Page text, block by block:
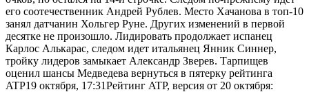
его соотечественник Андрей Рублев. Место Хачанова в топ-10
занял датчанин Хольгер Руне. Других изменений в первой
десятке не произошло. Лидировать продолжает испанец
Карлос Алькарас, следом идет итальянец Янник Синнер,
тройку лидеров замыкает Александр Зверев. Тарпищев
оценил шансы Медведева вернуться в пятерку рейтинга
ATP19 октября, 17:31Рейтинг ATP, версия от 20 октября: